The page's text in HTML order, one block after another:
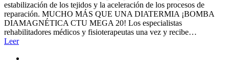
estabilización de los tejidos y la aceleración de los procesos de
reparación. MUCHO MÁS QUE UNA DIATERMIA ¡BOMBA
DIAMAGNÉTICA CTU MEGA 20! Los especialistas
rehabilitadores médicos y fisioterapeutas una vez y recibe…
Leer